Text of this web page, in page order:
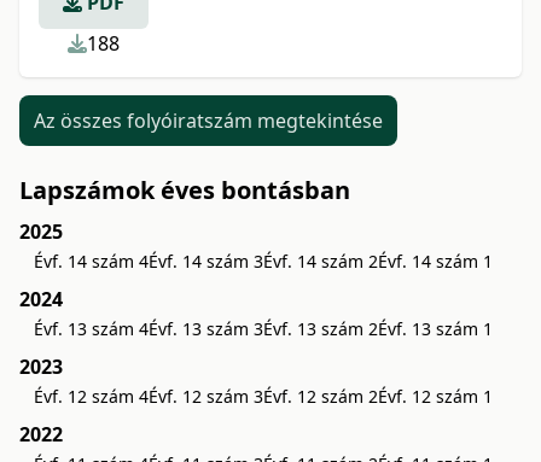
188
Az összes folyóiratszám megtekintése
Lapszámok éves bontásban
2025
Évf. 14 szám 4Évf. 14 szám 3Évf. 14 szám 2Évf. 14 szám 1
2024
Évf. 13 szám 4Évf. 13 szám 3Évf. 13 szám 2Évf. 13 szám 1
2023
Évf. 12 szám 4Évf. 12 szám 3Évf. 12 szám 2Évf. 12 szám 1
2022